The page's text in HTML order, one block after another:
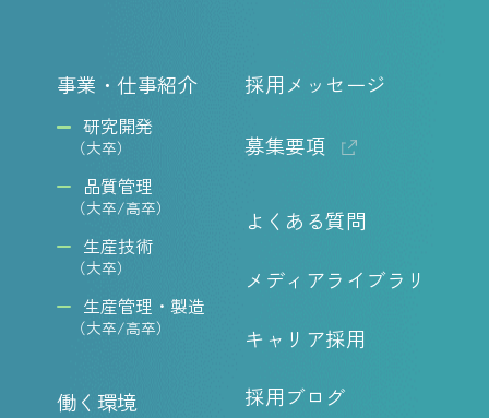
事業・仕事紹介
研究開発
（大卒）
品質管理
（大卒/高卒）
生産技術
（大卒）
生産管理・製造
（大卒/高卒）
働く環境
採用メッセージ
募集要項
よくある質問
メディアライブラリ
キャリア採用
採用ブログ